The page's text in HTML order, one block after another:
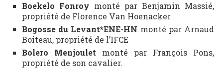
Boekelo Fonroy monté par Benjamin Massié,
propriété de Florence Van Hoenacker
Bogosse du Levant*ENE-HN monté par Arnaud
Boiteau, propriété de l’IFCE
Bolero Menjouletmonté par François Pons,
propriété de son cavalier.